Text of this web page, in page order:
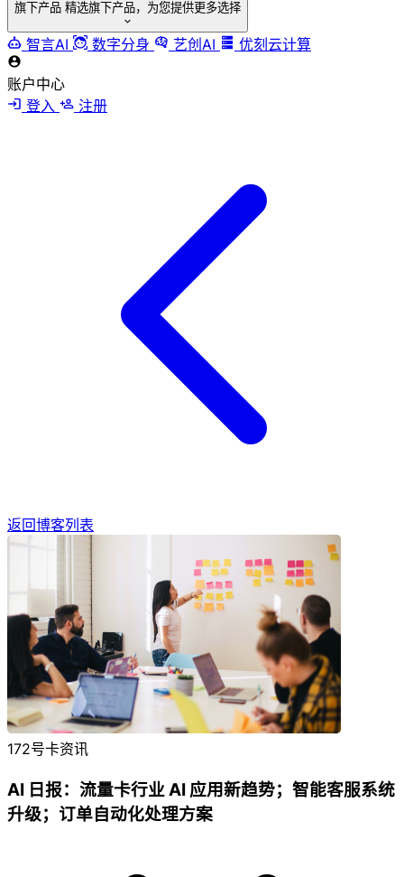
旗下产品 精选旗下产品，为您提供更多选择
智言AI 数字分身 艺创AI 优刻云计算
账户中心
登入
注册
返回博客列表
172号卡资讯
AI 日报：流量卡行业 AI 应用新趋势；智能客服系统
升级；订单自动化处理方案